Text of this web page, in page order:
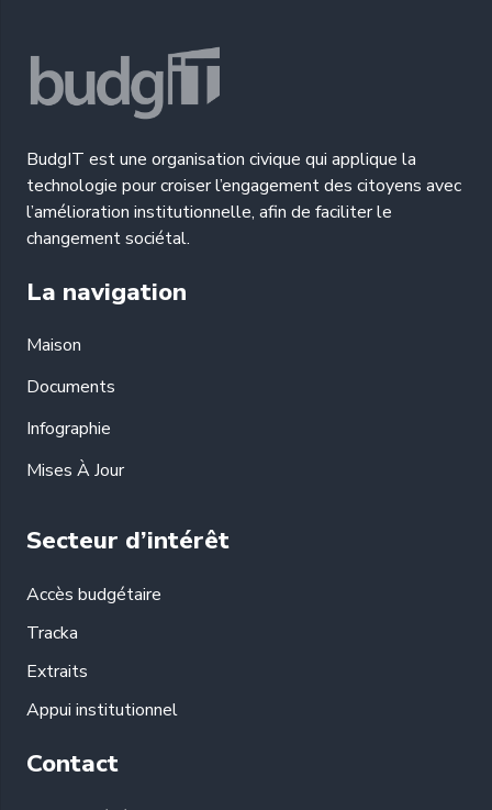
BudgIT est une organisation civique qui applique la
technologie pour croiser l’engagement des citoyens avec
l’amélioration institutionnelle, afin de faciliter le
changement sociétal.
La navigation
Maison
Documents
Infographie
Mises À Jour
Secteur d’intérêt
Accès budgétaire
Tracka
Extraits
Appui institutionnel
Contact